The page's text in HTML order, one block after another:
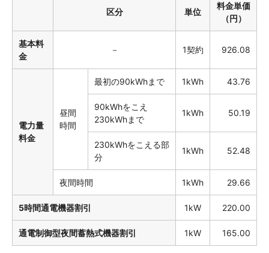
区分 単位
料金単価
（円）
基本料
金
－ 1契約 926.08
電力量
料金
昼間
時間
最初の90kWhまで 1kWh 43.76
90kWhをこえ
230kWhまで
1kWh 50.19
230kWhをこえる部
分
1kWh 52.48
夜間時間 1kWh 29.66
5時間通電機器割引 1kW 220.00
通電制御型夜間蓄熱式機器割引 1kW 165.00